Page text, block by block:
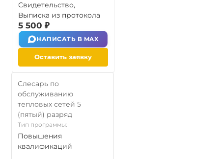
Свидетельство,
Выписка из протокола
5 500 ₽
НАПИСАТЬ В MAX
Оставить заявку
Слесарь по
обслуживанию
тепловых сетей 5
(пятый) разряд
Тип программы:
Повышения
квалификаций